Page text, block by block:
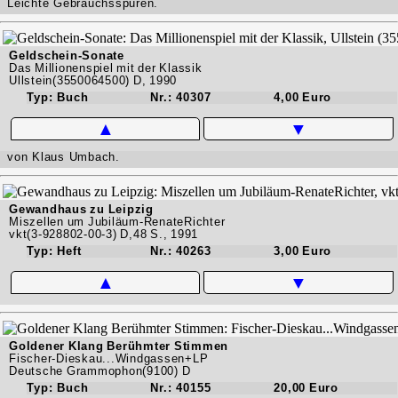
Leichte Gebrauchsspuren.
Geldschein-Sonate
Das Millionenspiel mit der Klassik
Ullstein(3550064500) D, 1990
Typ: Buch
Nr.: 40307 4,00 Euro
▲ ▼
von Klaus Umbach.
Gewandhaus zu Leipzig
Miszellen um Jubiläum-RenateRichter
vkt(3-928802-00-3) D,48 S., 1991
Typ: Heft
Nr.: 40263 3,00 Euro
▲ ▼
Goldener Klang Berühmter Stimmen
Fischer-Dieskau...Windgassen+LP
Deutsche Grammophon(9100) D
Typ: Buch
Nr.: 40155 20,00 Euro